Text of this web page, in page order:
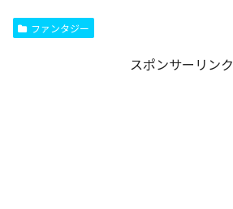
ファンタジー
スポンサーリンク